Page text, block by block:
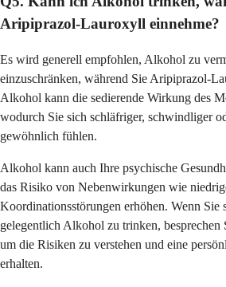
Aripiprazol-Lauroxyll einnehme?
Es wird generell empfohlen, Alkohol zu
einzuschränken, während Sie Aripiprazol-
Alkohol kann die sedierende Wirkung des
wodurch Sie sich schläfriger, schwindliger
gewöhnlich fühlen.
Alkohol kann auch Ihre psychische
das Risiko von Nebenwirkungen wie
Koordinationsstörungen erhöhen. Wenn Sie
gelegentlich Alkohol zu trinken, besprechen
um die Risiken zu verstehen und eine
erhalten.